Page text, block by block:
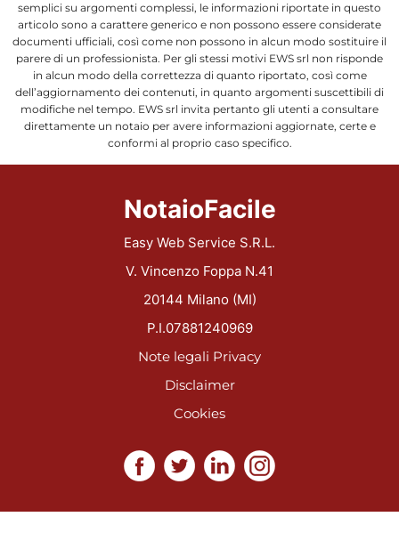
semplici su argomenti complessi, le informazioni riportate in questo
articolo sono a carattere generico e non possono essere considerate
documenti ufficiali, così come non possono in alcun modo sostituire il
parere di un professionista. Per gli stessi motivi EWS srl non risponde
in alcun modo della correttezza di quanto riportato, così come
dell’aggiornamento dei contenuti, in quanto argomenti suscettibili di
modifiche nel tempo. EWS srl invita pertanto gli utenti a consultare
direttamente un notaio per avere informazioni aggiornate, certe e
conformi al proprio caso specifico.
NotaioFacile
Easy Web Service S.R.L.
V. Vincenzo Foppa N.41
20144 Milano (MI)
P.I.07881240969
Note legali Privacy
Disclaimer
Cookies